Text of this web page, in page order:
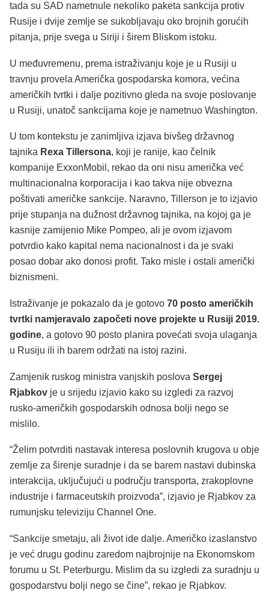
tada su SAD nametnule nekoliko paketa sankcija protiv
Rusije i dvije zemlje se sukobljavaju oko brojnih gorućih
pitanja, prije svega u Siriji i širem Bliskom istoku.
U međuvremenu, prema istraživanju koje je u Rusiji u
travnju provela Američka gospodarska komora, većina
američkih tvrtki i dalje pozitivno gleda na svoje poslovanje
u Rusiji, unatoč sankcijama koje je nametnuo Washington.
U tom kontekstu je zanimljiva izjava bivšeg državnog
tajnika Rexa Tillersona, koji je ranije, kao čelnik
kompanije ExxonMobil, rekao da oni nisu američka već
multinacionalna korporacija i kao takva nije obvezna
poštivati američke sankcije. Naravno, Tillerson je to izjavio
prije stupanja na dužnost državnog tajnika, na kojoj ga je
kasnije zamijenio Mike Pompeo, ali je ovom izjavom
potvrdio kako kapital nema nacionalnost i da je svaki
posao dobar ako donosi profit. Tako misle i ostali američki
biznismeni.
Istraživanje je pokazalo da je gotovo 70 posto američkih
tvrtki namjeravalo započeti nove projekte u Rusiji 2019.
godine, a gotovo 90 posto planira povećati svoja ulaganja
u Rusiju ili ih barem održati na istoj razini.
Zamjenik ruskog ministra vanjskih poslova Sergej
Rjabkov je u srijedu izjavio kako su izgledi za razvoj
rusko-američkih gospodarskih odnosa bolji nego se
mislilo.
“Želim potvrditi nastavak interesa poslovnih krugova u obje
zemlje za širenje suradnje i da se barem nastavi dubinska
interakcija, uključujući u području transporta, zrakoplovne
industrije i farmaceutskih proizvoda”, izjavio je Rjabkov za
rumunjsku televiziju Channel One.
“Sankcije smetaju, ali život ide dalje. Američko izaslanstvo
je već drugu godinu zaredom najbrojnije na Ekonomskom
forumu u St. Peterburgu. Mislim da su izgledi za suradnju u
gospodarstvu bolji nego se čine”, rekao je Rjabkov.